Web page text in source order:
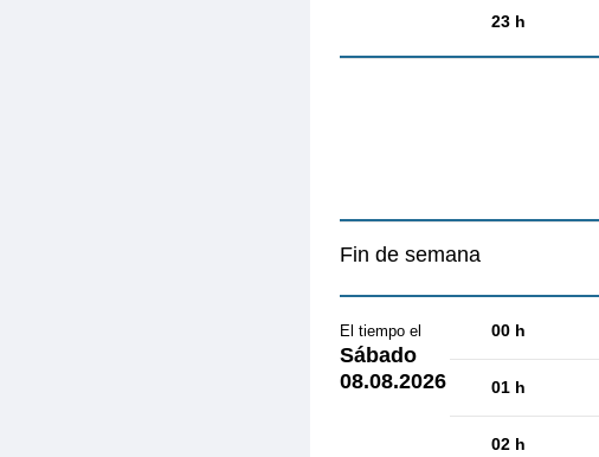
23 h
Fin de semana
El tiempo el
Sábado
08.08.2026
00 h
01 h
02 h